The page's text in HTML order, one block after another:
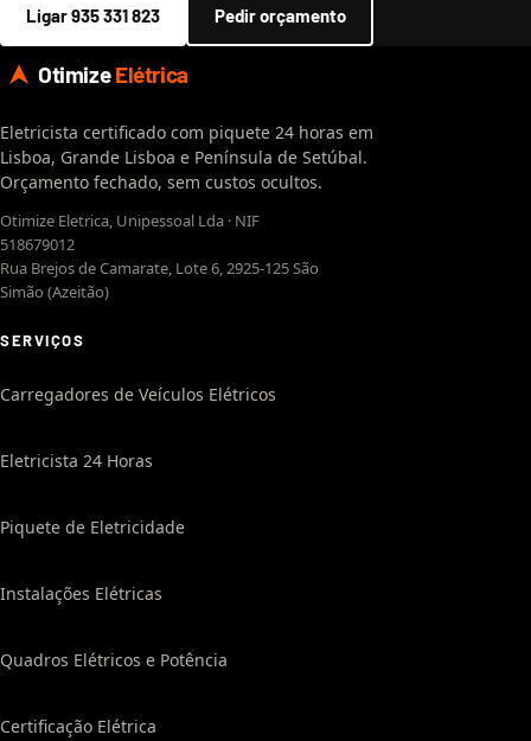
Ligar 935 331 823 Pedir orçamento
OtimizeElétrica
Eletricista certificado com piquete 24 horas em
Lisboa, Grande Lisboa e Península de Setúbal.
Orçamento fechado, sem custos ocultos.
Otimize Eletrica, Unipessoal Lda · NIF
518679012
Rua Brejos de Camarate, Lote 6, 2925-125 São
Simão (Azeitão)
SERVIÇOS
Carregadores de Veículos Elétricos
Eletricista 24 Horas
Piquete de Eletricidade
Instalações Elétricas
Quadros Elétricos e Potência
Certificação Elétrica